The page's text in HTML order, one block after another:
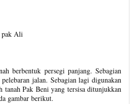
pak Ali
berbentuk persegi panjang. Sebagian
jalan. Sebagian lagi digunakan
tanah Pak Beni yang tersisa ditunjukkan
gambar berikut.